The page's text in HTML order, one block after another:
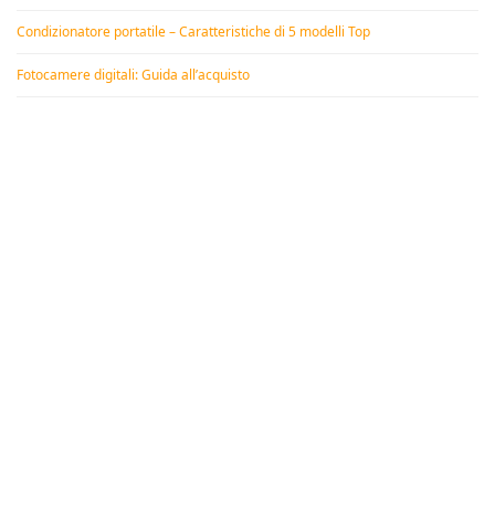
Condizionatore portatile – Caratteristiche di 5 modelli Top
Fotocamere digitali: Guida all’acquisto